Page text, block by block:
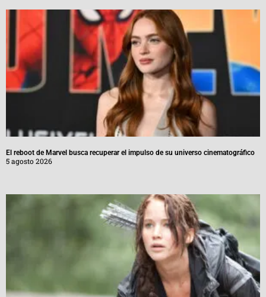
El reboot de Marvel busca recuperar el impulso de su universo cinematográfico
5 agosto 2026